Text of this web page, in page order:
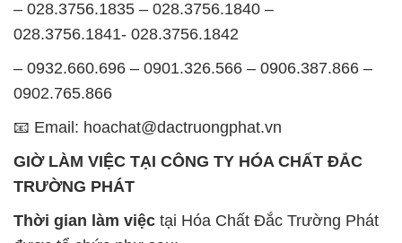
📧 Email: hoachat@dactruongphat.vn
TRƯỜNG PHÁT
được tổ chức như sau:
Thứ 2 đến thứ 6: Buổi sáng: từ 8h đến 11h – Buổi
chiều: từ 12h30 đến 17h
Thứ 7: Buổi sáng: từ 8h đến 11h – Buổi chiều: từ